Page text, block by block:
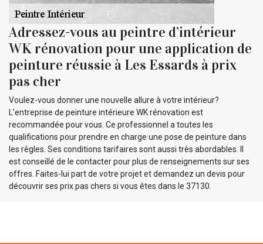
Adressez-vous au peintre d’intérieur
WK rénovation pour une application de
peinture réussie à Les Essards à prix
pas cher
Voulez-vous donner une nouvelle allure à votre intérieur?
L’entreprise de peinture intérieure WK rénovation est
recommandée pour vous. Ce professionnel a toutes les
qualifications pour prendre en charge une pose de peinture dans
les règles. Ses conditions tarifaires sont aussi très abordables. Il
est conseillé de le contacter pour plus de renseignements sur ses
offres. Faites-lui part de votre projet et demandez un devis pour
découvrir ses prix pas chers si vous êtes dans le 37130.